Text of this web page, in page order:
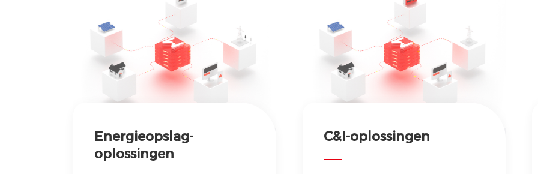
Energieopslag-
oplossingen
C&I-oplossingen